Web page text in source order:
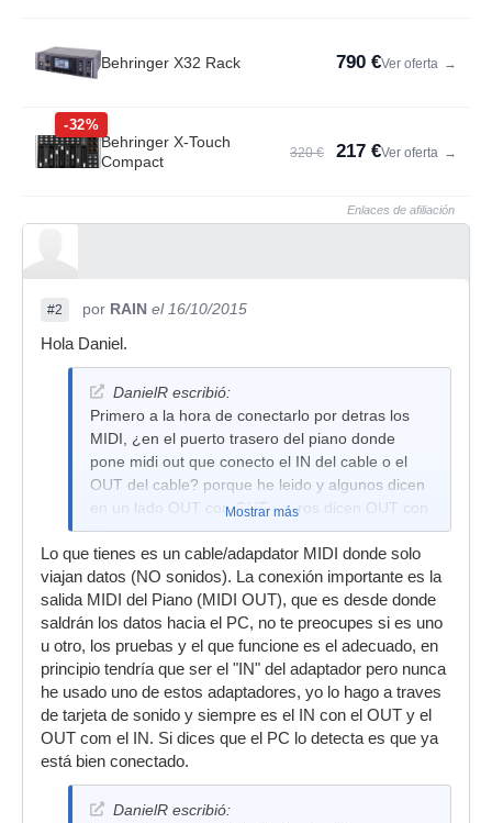
Behringer X32 Rack 790 €Ver oferta →
-32%
Behringer X-Touch
Compact
320 € 217 €Ver oferta →
Enlaces de afiliación
#2 por RAIN el 16/10/2015
Hola Daniel.
DanielR escribió:
Primero a la hora de conectarlo por detras los
MIDI, ¿en el puerto trasero del piano donde
pone midi out que conecto el IN del cable o el
OUT del cable? porque he leido y algunos dicen
en un lado OUT con OUT y otros dicen OUT con
IN
Mostrar más
Lo que tienes es un cable/adapdator MIDI donde solo
viajan datos (NO sonidos). La conexión importante es la
salida MIDI del Piano (MIDI OUT), que es desde donde
saldrán los datos hacia el PC, no te preocupes si es uno
u otro, los pruebas y el que funcione es el adecuado, en
principio tendría que ser el "IN" del adaptador pero nunca
he usado uno de estos adaptadores, yo lo hago a traves
de tarjeta de sonido y siempre es el IN con el OUT y el
OUT com el IN. Si dices que el PC lo detecta es que ya
está bien conectado.
DanielR escribió: